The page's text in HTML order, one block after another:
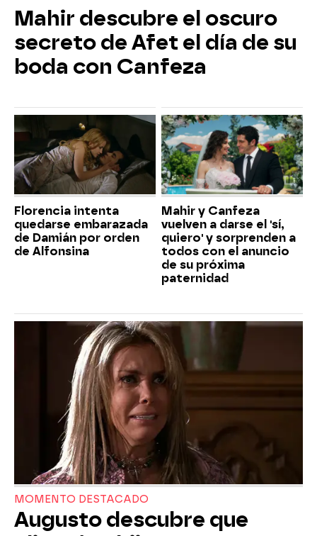
Mahir descubre el oscuro
secreto de Afet el día de su
boda con Canfeza
Florencia intenta
quedarse embarazada
de Damián por orden
de Alfonsina
Mahir y Canfeza
vuelven a darse el 'sí,
quiero' y sorprenden a
todos con el anuncio
de su próxima
paternidad
MOMENTO DESTACADO
Augusto descubre que